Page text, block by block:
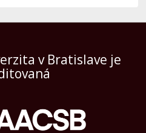
v Bratislave je